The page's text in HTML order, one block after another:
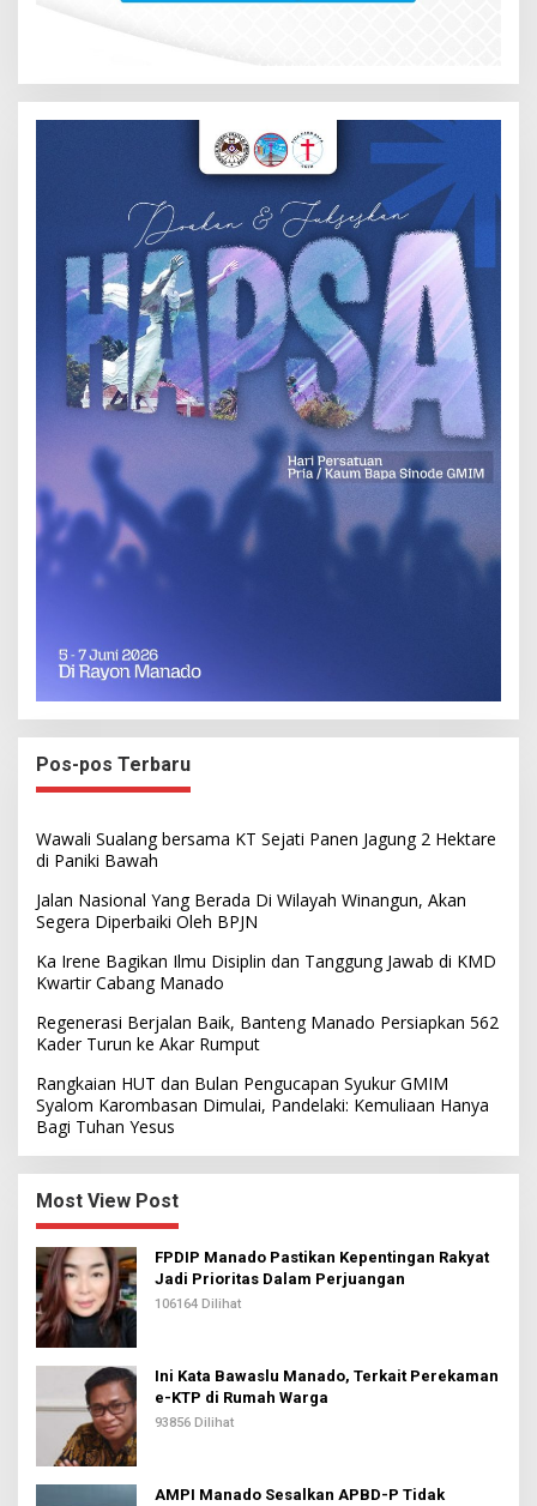
Pos-pos Terbaru
Wawali Sualang bersama KT Sejati Panen Jagung 2 Hektare
di Paniki Bawah
Jalan Nasional Yang Berada Di Wilayah Winangun, Akan
Segera Diperbaiki Oleh BPJN
Ka Irene Bagikan Ilmu Disiplin dan Tanggung Jawab di KMD
Kwartir Cabang Manado
Regenerasi Berjalan Baik, Banteng Manado Persiapkan 562
Kader Turun ke Akar Rumput
Rangkaian HUT dan Bulan Pengucapan Syukur GMIM
Syalom Karombasan Dimulai, Pandelaki: Kemuliaan Hanya
Bagi Tuhan Yesus
Most View Post
FPDIP Manado Pastikan Kepentingan Rakyat
Jadi Prioritas Dalam Perjuangan
106164 Dilihat
Ini Kata Bawaslu Manado, Terkait Perekaman
e-KTP di Rumah Warga
93856 Dilihat
AMPI Manado Sesalkan APBD-P Tidak